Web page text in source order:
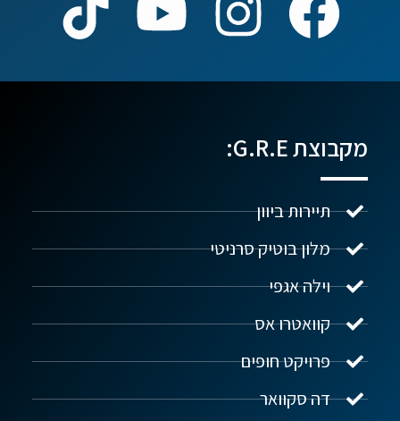
מקבוצת G.R.E:
תיירות ביוון
מלון בוטיק סרניטי
וילה אגפי
קוואטרו אס
פרויקט חופים
דה סקוואר
נדל"ן ביוון G.R.E
שלום! איך אפשר לעזור?